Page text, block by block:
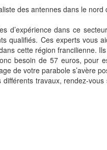
des antennes dans le nord
d’expérience dans ce
qualifiés. Ces experts vous
cette région francilienne.
besoin de 57 euros, pour
de votre parabole s’avère
travaux, rendez-